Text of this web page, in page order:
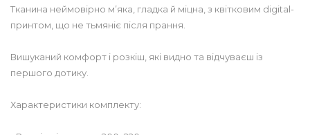
Тканина неймовірно м’яка, гладка й міцна, з квітковим digital-
принтом, що не тьмяніє після прання.
Вишуканий комфорт і розкіш, які видно та відчуваєш із
першого дотику.
Характеристики комплекту: